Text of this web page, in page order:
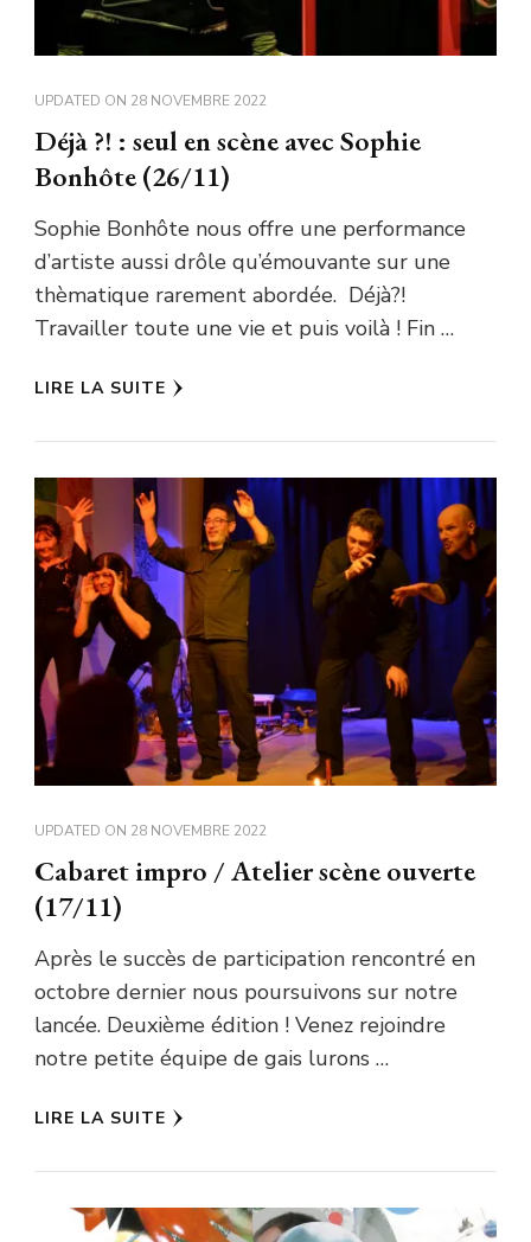
UPDATED ON 28 NOVEMBRE 2022
Déjà ?! : seul en scène avec Sophie
Bonhôte (26/11)
Sophie Bonhôte nous offre une performance
d’artiste aussi drôle qu’émouvante sur une
thèmatique rarement abordée. Déjà?!
Travailler toute une vie et puis voilà ! Fin …
LIRE LA SUITE
UPDATED ON 28 NOVEMBRE 2022
Cabaret impro / Atelier scène ouverte
(17/11)
Après le succès de participation rencontré en
octobre dernier nous poursuivons sur notre
lancée. Deuxième édition ! Venez rejoindre
notre petite équipe de gais lurons …
LIRE LA SUITE